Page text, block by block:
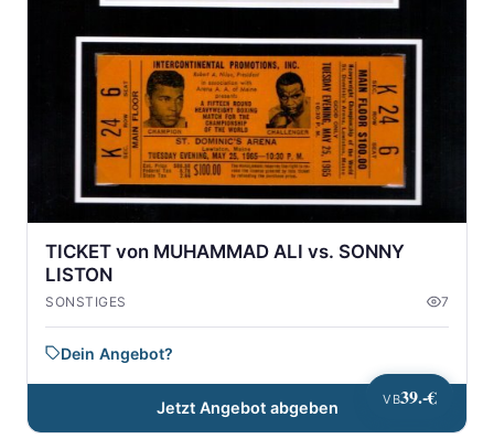
VB39.-€
TICKET von MUHAMMAD ALI vs. SONNY
LISTON
SONSTIGES 7
Dein Angebot?
Jetzt Angebot abgeben